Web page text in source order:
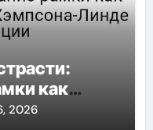
как
Хэмпсона-
2026